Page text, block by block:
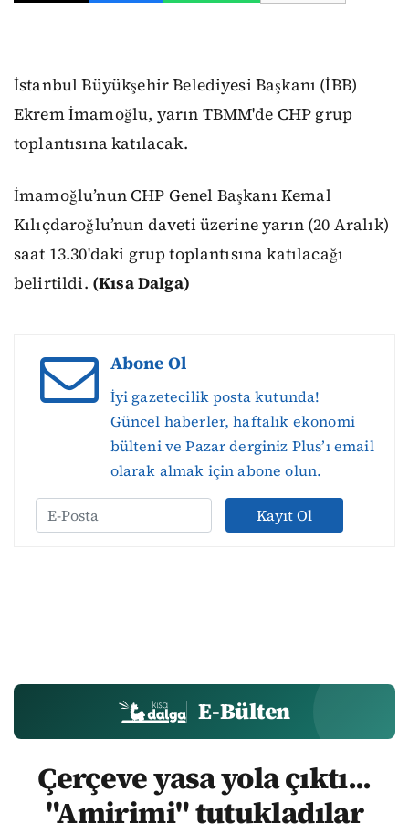
İstanbul Büyükşehir Belediyesi Başkanı (İBB)
Ekrem İmamoğlu, yarın TBMM'de CHP grup
toplantısına katılacak.
İmamoğlu’nun CHP Genel Başkanı Kemal
Kılıçdaroğlu’nun daveti üzerine yarın (20 Aralık)
saat 13.30'daki grup toplantısına katılacağı
belirtildi. (Kısa Dalga)
Abone Ol
İyi gazetecilik posta kutunda!
Güncel haberler, haftalık ekonomi
bülteni ve Pazar derginiz Plus’ı email
olarak almak için abone olun.
Kayıt Ol
E-Bülten
Çerçeve yasa yola çıktı...
"Amirimi" tutukladılar